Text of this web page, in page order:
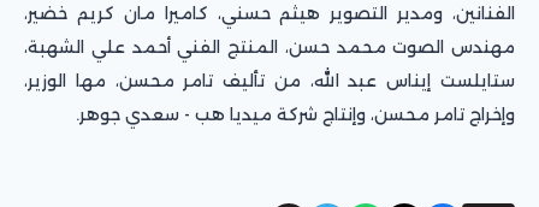
الفنانين، ومدير التصوير هيثم حسني، كاميرا مان كريم خضير،
مهندس الصوت محمد حسن، المنتج الفني أحمد علي الشهبة،
ستايلست إيناس عبد الله، من تأليف تامر محسن، مها الوزير،
وإخراج تامر محسن، وإنتاج شركة ميديا هب - سعدي جوهر.